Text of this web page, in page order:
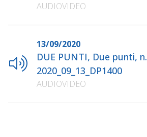
AUDIOVIDEO
13/09/2020
DUE PUNTI, Due punti, n.
2020_09_13_DP1400
AUDIOVIDEO